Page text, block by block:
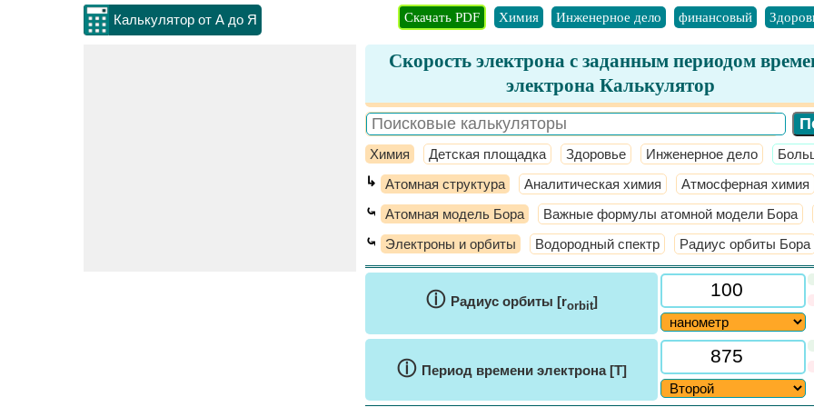
Калькулятор от А до Я Скачать PDF Химия Инженерное дело финансовый
Скорость электрона с заданным периодом
электрона Калькулятор
Химия Детская площадка Здоровье Инженерное дело
↳ Атомная структура Аналитическая химия Атмосферная химия
⤿ Атомная модель Бора Важные формулы атомной модели Бора
⤿ Электроны и орбиты Водородный спектр Радиус орбиты Бора
ⓘ Радиус орбиты [rorbit]
ⓘ Период времени электрона [T]